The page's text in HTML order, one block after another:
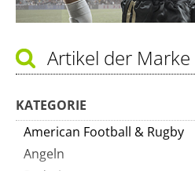
Artikel der Marke
KATEGORIE
American Football & Rugby
Angeln